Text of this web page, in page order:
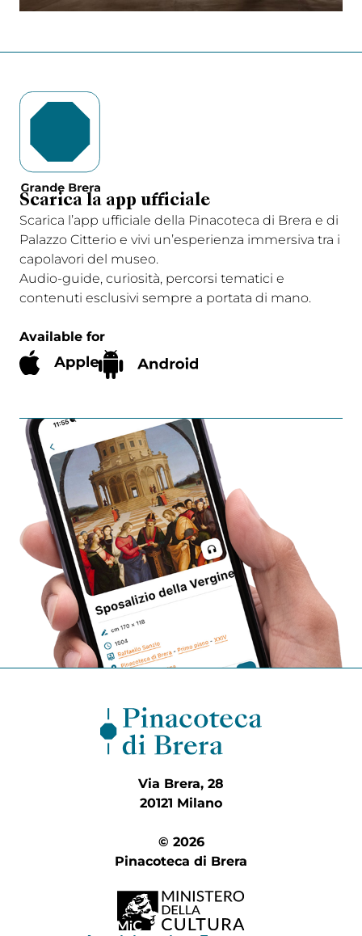
Scarica la app ufficiale
Scarica l’app ufficiale della Pinacoteca di Brera e di
Palazzo Citterio e vivi un’esperienza immersiva tra i
capolavori del museo.
Audio-guide, curiosità, percorsi tematici e
contenuti esclusivi sempre a portata di mano.
Available for
Via Brera, 28
20121 Milano
© 2026
Pinacoteca di Brera